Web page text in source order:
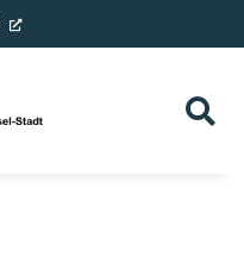
(External Link)